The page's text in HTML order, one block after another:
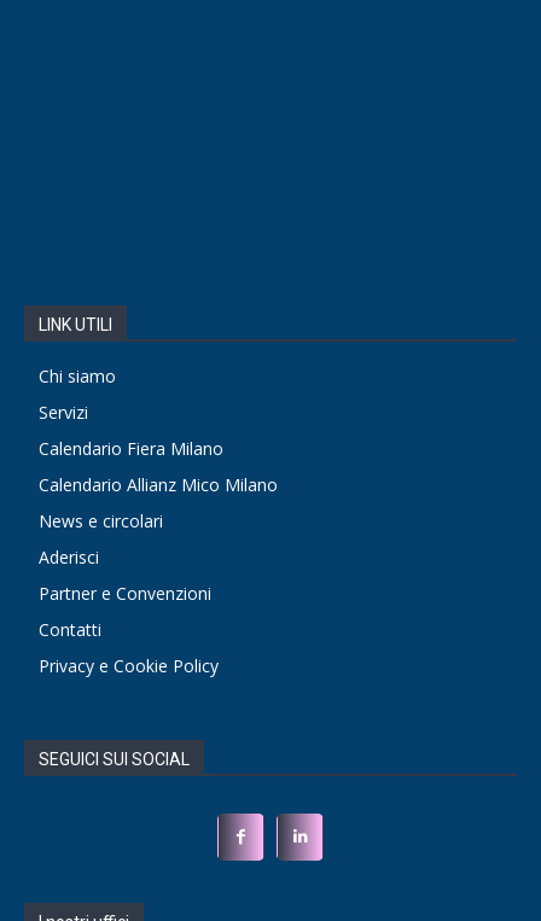
LINK UTILI
Chi siamo
Servizi
Calendario Fiera Milano
Calendario Allianz Mico Milano
News e circolari
Aderisci
Partner e Convenzioni
Contatti
Privacy e Cookie Policy
SEGUICI SUI SOCIAL